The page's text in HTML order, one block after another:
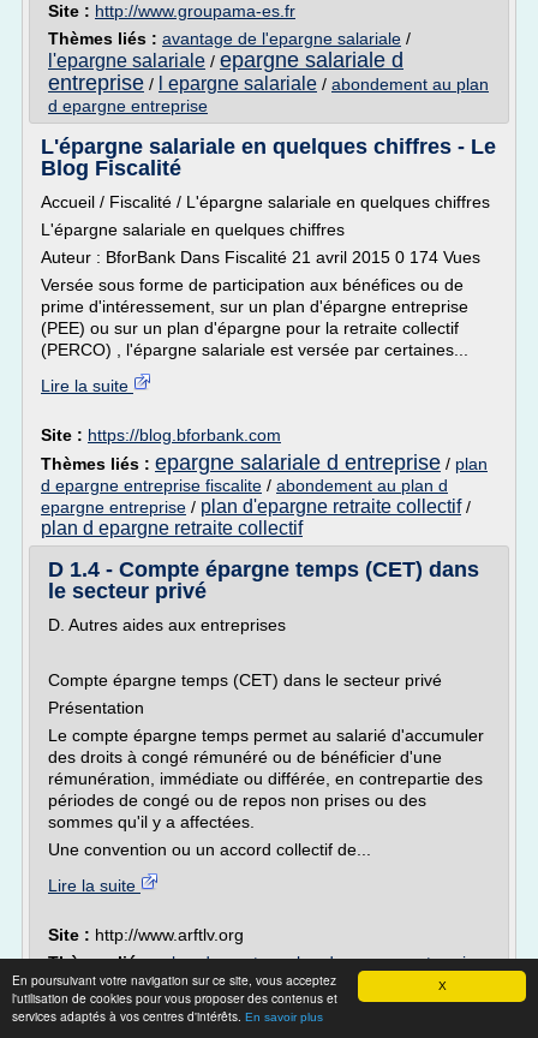
X
En poursuivant votre navigation sur ce site, vous acceptez
l'utilisation de cookies pour vous proposer des contenus et
services adaptés à vos centres d'intérêts. En savoir plus
Site : http://www.groupama-es.fr
Thèmes liés : avantage de l'epargne salariale /
l'epargne salariale / epargne salariale d
entreprise / l epargne salariale / abondement au plan
d epargne entreprise
L'épargne salariale en quelques chiffres - Le
Blog Fiscalité
Accueil / Fiscalité / L'épargne salariale en quelques chiffres
L'épargne salariale en quelques chiffres
Auteur : BforBank Dans Fiscalité 21 avril 2015 0 174 Vues
Versée sous forme de participation aux bénéfices ou de
prime d'intéressement, sur un plan d'épargne entreprise
(PEE) ou sur un plan d'épargne pour la retraite collectif
(PERCO) , l'épargne salariale est versée par certaines...
Lire la suite
Site : https://blog.bforbank.com
Thèmes liés : epargne salariale d entreprise / plan
d epargne entreprise fiscalite / abondement au plan d
epargne entreprise / plan d'epargne retraite collectif/
plan d epargne retraite collectif
D 1.4 - Compte épargne temps (CET) dans
le secteur privé
D. Autres aides aux entreprises
Compte épargne temps (CET) dans le secteur privé
Présentation
Le compte épargne temps permet au salarié d'accumuler
des droits à congé rémunéré ou de bénéficier d'une
rémunération, immédiate ou différée, en contrepartie des
périodes de congé ou de repos non prises ou des
sommes qu'il y a affectées.
Une convention ou un accord collectif de...
Lire la suite
Site : http://www.arftlv.org
Thèmes liés :abondement au plan d epargne entreprise
/plan d'epargne retraite collectif/plan d epargne
retraite collectif/plan d epargne interentreprise/plan
d'epargne groupe